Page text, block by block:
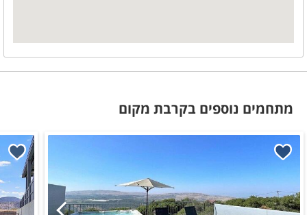
מגבות רחצה
כלול באירוח
תה
סוכר
מתחמים נוספים בקרבת מקום